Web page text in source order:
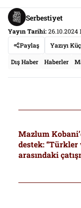
Serbestiyet
Yayın Tarihi:26.10.2024
Paylaş
Yazıyı
Dış Haber Haberler
Mazlum
destek:
arasındaki